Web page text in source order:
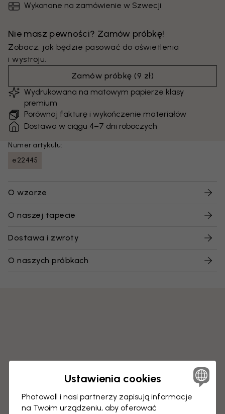
Wykonane na zamówienie w Szwecji
Nie masz pewności? Zamów próbkę!
Zobacz, jak będzie pasować do oświetlenia
i wystroju.
Zamów próbkę (9 zł)
Wydrukowana na matowym papierze klasy
premium
Porównaj fakturę i wykończenie materiałów
Dostawa w ciągu 4–7 dni roboczych
Numer artykułu:
e22445
O wzorze
O naszej tapecie
Dostawa i zwroty
O naszych próbkach
Ustawienia cookies
Photowall i nasi partnerzy zapisują informacje
na Twoim urządzeniu, aby oferować